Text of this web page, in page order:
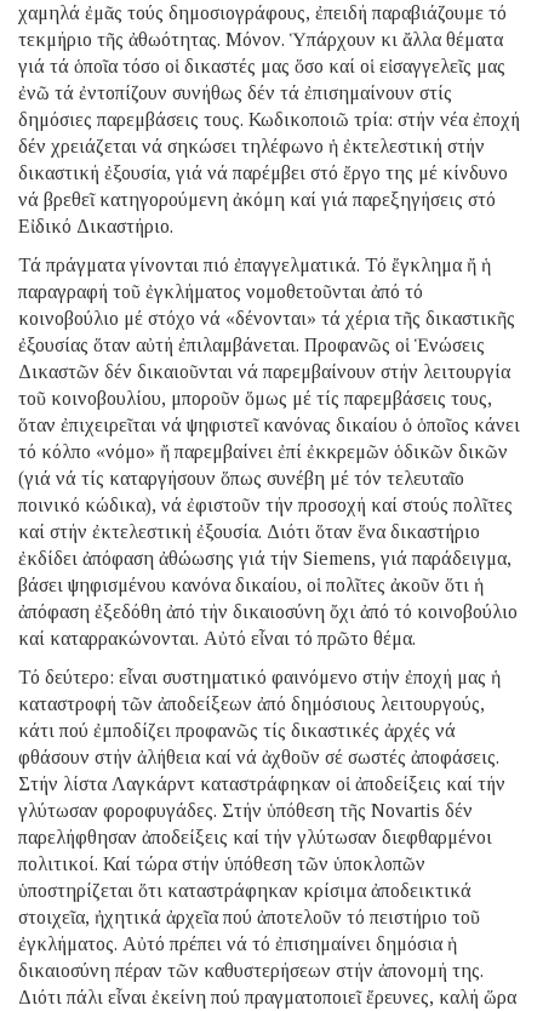
χαμηλά ἐμᾶς τούς δημοσιογράφους, ἐπειδή παραβιάζουμε τό
τεκμήριο τῆς ἀθωότητας. Μόνον. Ὑπάρχουν κι ἄλλα θέματα
γιά τά ὁποῖα τόσο οἱ δικαστές μας ὅσο καί οἱ εἰσαγγελεῖς μας
ἐνῶ τά ἐντοπίζουν συνήθως δέν τά ἐπισημαίνουν στίς
δημόσιες παρεμβάσεις τους. Κωδικοποιῶ τρία: στήν νέα ἐποχή
δέν χρειάζεται νά σηκώσει τηλέφωνο ἡ ἐκτελεστική στήν
δικαστική ἐξουσία, γιά νά παρέμβει στό ἔργο της μέ κίνδυνο
νά βρεθεῖ κατηγορούμενη ἀκόμη καί γιά παρεξηγήσεις στό
Εἰδικό Δικαστήριο.
Τά πράγματα γίνονται πιό ἐπαγγελματικά. Τό ἔγκλημα ἤ ἡ
παραγραφή τοῦ ἐγκλήματος νομοθετοῦνται ἀπό τό
κοινοβούλιο μέ στόχο νά «δένονται» τά χέρια τῆς δικαστικῆς
ἐξουσίας ὅταν αὐτή ἐπιλαμβάνεται. Προφανῶς οἱ Ἑνώσεις
Δικαστῶν δέν δικαιοῦνται νά παρεμβαίνουν στήν λειτουργία
τοῦ κοινοβουλίου, μποροῦν ὅμως μέ τίς παρεμβάσεις τους,
ὅταν ἐπιχειρεῖται νά ψηφιστεῖ κανόνας δικαίου ὁ ὁποῖος κάνει
τό κόλπο «νόμο» ἤ παρεμβαίνει ἐπί ἐκκρεμῶν ὁδικῶν δικῶν
(γιά νά τίς καταργήσουν ὅπως συνέβη μέ τόν τελευταῖο
ποινικό κώδικα), νά ἐφιστοῦν τήν προσοχή καί στούς πολῖτες
καί στήν ἐκτελεστική ἐξουσία. Διότι ὅταν ἕνα δικαστήριο
ἐκδίδει ἀπόφαση ἀθώωσης γιά τήν Siemens, γιά παράδειγμα,
βάσει ψηφισμένου κανόνα δικαίου, οἱ πολῖτες ἀκοῦν ὅτι ἡ
ἀπόφαση ἐξεδόθη ἀπό τήν δικαιοσύνη ὄχι ἀπό τό κοινοβούλιο
καί καταρρακώνονται. Αὐτό εἶναι τό πρῶτο θέμα.
Τό δεύτερο: εἶναι συστηματικό φαινόμενο στήν ἐποχή μας ἡ
καταστροφή τῶν ἀποδείξεων ἀπό δημόσιους λειτουργούς,
κάτι πού ἐμποδίζει προφανῶς τίς δικαστικές ἀρχές νά
φθάσουν στήν ἀλήθεια καί νά ἀχθοῦν σέ σωστές ἀποφάσεις.
Στήν λίστα Λαγκάρντ καταστράφηκαν οἱ ἀποδείξεις καί τήν
γλύτωσαν φοροφυγάδες. Στήν ὑπόθεση τῆς Novartis δέν
παρελήφθησαν ἀποδείξεις καί τήν γλύτωσαν διεφθαρμένοι
πολιτικοί. Καί τώρα στήν ὑπόθεση τῶν ὑποκλοπῶν
ὑποστηρίζεται ὅτι καταστράφηκαν κρίσιμα ἀποδεικτικά
στοιχεῖα, ἠχητικά ἀρχεῖα πού ἀποτελοῦν τό πειστήριο τοῦ
ἐγκλήματος. Αὐτό πρέπει νά τό ἐπισημαίνει δημόσια ἡ
δικαιοσύνη πέραν τῶν καθυστερήσεων στήν ἀπονομή της.
Διότι πάλι εἶναι ἐκείνη πού πραγματοποιεῖ ἔρευνες, καλή ὥρα